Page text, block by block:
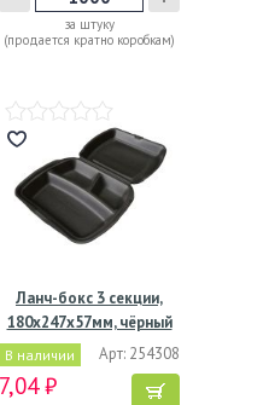
за штуку
(продается кратно коробкам)
Ланч-бокс 3 секции,
180х247х57мм, чёрный
В наличии Арт: 254308
7,04 ₽